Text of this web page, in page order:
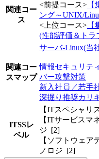
関連コー
ス
<前提コース>
ング～UNIX/
<上位コース>
(性能評価＆トラ
関連コー
スマップ
サーバ-Linux(当
情報セキュリテ
バー攻撃対策
新入社員／若手
深掘り推奨カリ
ITSSレ
ベル
【ITスペシャ
【ITサービスマ
ジ [2]
【ソフトウェ
ノロジ [2]